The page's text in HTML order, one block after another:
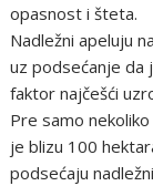
opasnost i šteta.
Nadležni apeluju
uz podsećanje da
faktor najčešći
Pre samo
je blizu 100
podsećaju